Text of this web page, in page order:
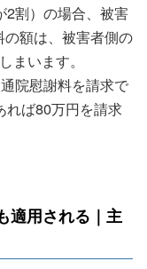
2割）の場合、被害
額は、被害者側の
まいます。
院慰謝料を請求で
れば80万円を請求
適用される｜主